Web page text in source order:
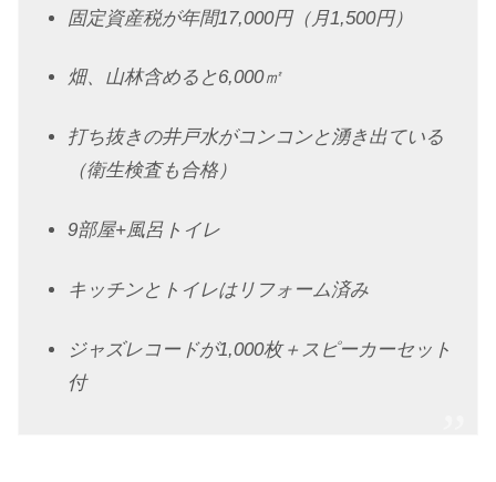
固定資産税が年間17,000円（月1,500円）
畑、山林含めると6,000㎡
打ち抜きの井戸水がコンコンと湧き出ている
（衛生検査も合格）
9部屋+風呂トイレ
キッチンとトイレはリフォーム済み
ジャズレコードが1,000枚＋スピーカーセット
付